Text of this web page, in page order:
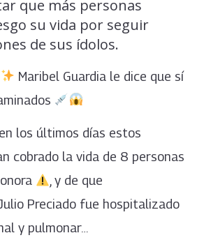
que más personas
su vida por seguir
de sus ídolos.
Maribel Guardia le dice que sí
los últimos días estos
cobrado la vida de 8 personas
, y de que
Preciado fue hospitalizado
y pulmonar…